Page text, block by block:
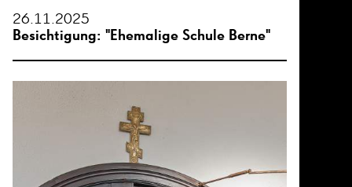
26.11.2025
Besichtigung: "Ehemalige Schule Berne"